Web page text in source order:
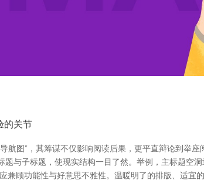
的关节
航图”，其筹谋不仅影响阅读后果，更平直辩论到举
题与子标题，使现实结构一目了然。举例，主标题空
兼顾功能性与好意思不雅性。温暖明了的排版、适宜